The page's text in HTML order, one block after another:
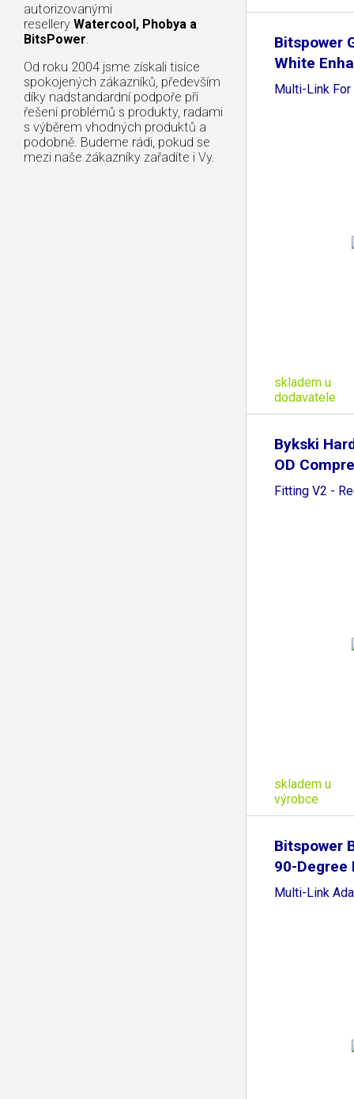
autorizovanými
resellery Watercool, Phobya a
BitsPower.
Od roku 2004 jsme získali tisíce
spokojených zákazníků, především
díky nadstandardní podpoře při
řešení problémů s produkty, radami
s výběrem vhodných produktů a
podobně. Budeme rádi, pokud se
mezi naše zákazníky zařadíte i Vy.
Bitspower
White
Multi-Link
skladem u
dodavatele
Bykski
OD
Fitting V2 -
skladem u
výrobce
Bitspower
90-Degree
Multi-Link